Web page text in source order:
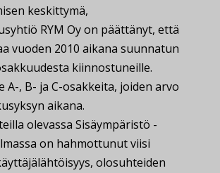
keskittymä,
RYM Oy on päättänyt, että
vuoden 2010 aikana suunnatun
kiinnostuneille.
A-, B- ja C-osakkeita, joiden arvo
aikana.
olevassa Sisäympäristö -
on hahmottunut viisi
olosuhteiden